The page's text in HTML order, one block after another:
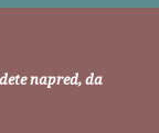
napred, da